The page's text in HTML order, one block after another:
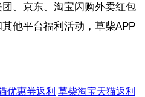
、京东、淘宝闪购外卖红包
他平台福利活动，草柴APP
优惠券返利 草柴淘宝天猫返利